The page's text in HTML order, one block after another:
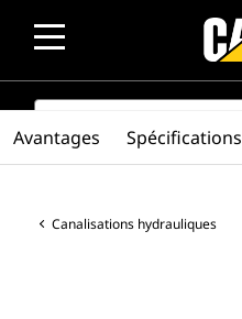
SEARCH
Canalisations hydrauliques
Avantages Spécifications